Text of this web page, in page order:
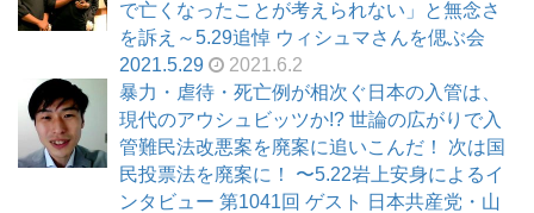
で亡くなったことが考えられない」と無念さ
を訴え～5.29追悼 ウィシュマさんを偲ぶ会
2021.5.29
2021.6.2
暴力・虐待・死亡例が相次ぐ日本の入管は、
現代のアウシュビッツか!? 世論の広がりで入
管難民法改悪案を廃案に追いこんだ！ 次は国
民投票法を廃案に！ 〜5.22岩上安身によるイ
ンタビュー 第1041回 ゲスト 日本共産党・山